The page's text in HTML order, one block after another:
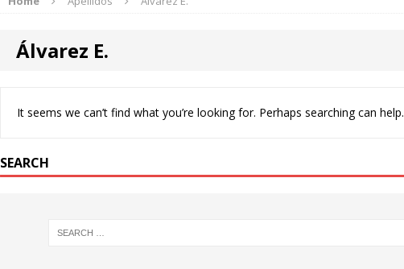
Álvarez E.
It seems we can’t find what you’re looking for. Perhaps searching can help.
SEARCH